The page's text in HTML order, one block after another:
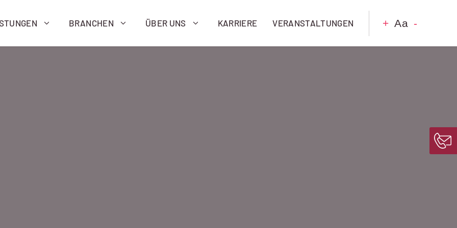
BRANCHEN ÜBER UNS KARRIERE VERANSTALTUNGEN + Aa -